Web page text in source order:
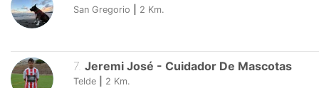
San Gregorio 2 Km.
7. Jeremi José - Cuidador De Mascotas
Telde 2 Km.